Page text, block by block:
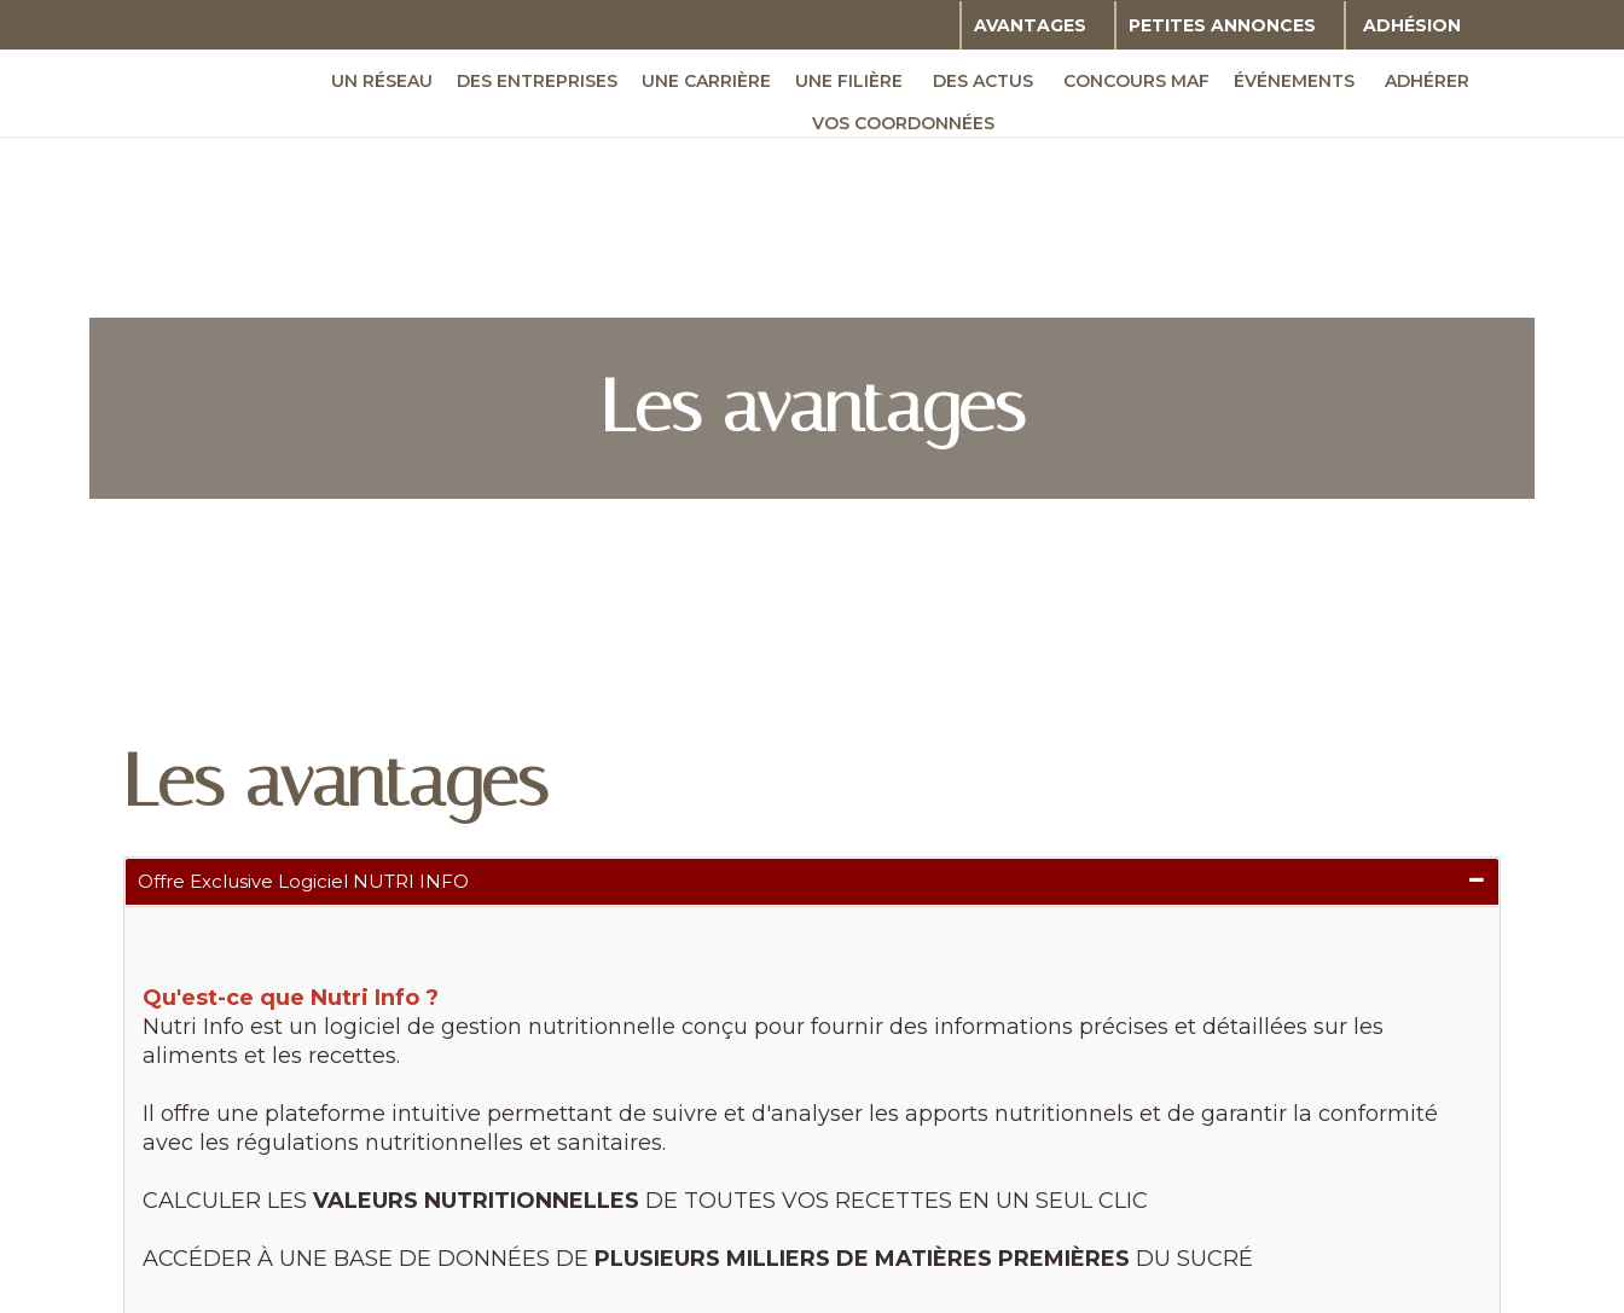
AVANTAGES PETITES ANNONCES ADHÉSION
UN RÉSEAU DES ENTREPRISES UNE CARRIÈRE UNE FILIÈRE DES ACTUS CONCOURS MAF ÉVÉNEMENTS
ADHÉRER
VOS COORDONNÉES
Les avantages
Les avantages
Offre Exclusive Logiciel NUTRI INFO
Qu'est-ce que Nutri Info ?
Nutri Info est un logiciel de gestion nutritionnelle conçu pour fournir des informations précises et détaillées sur les
aliments et les recettes.
Il offre une plateforme intuitive permettant de suivre et d'analyser les apports nutritionnels et de garantir la conformité
avec les régulations nutritionnelles et sanitaires.
CALCULER LES VALEURS NUTRITIONNELLES DE TOUTES VOS RECETTES EN UN SEUL CLIC
ACCÉDER À UNE BASE DE DONNÉES DE PLUSIEURS MILLIERS DE MATIÈRES PREMIÈRES DU SUCRÉ